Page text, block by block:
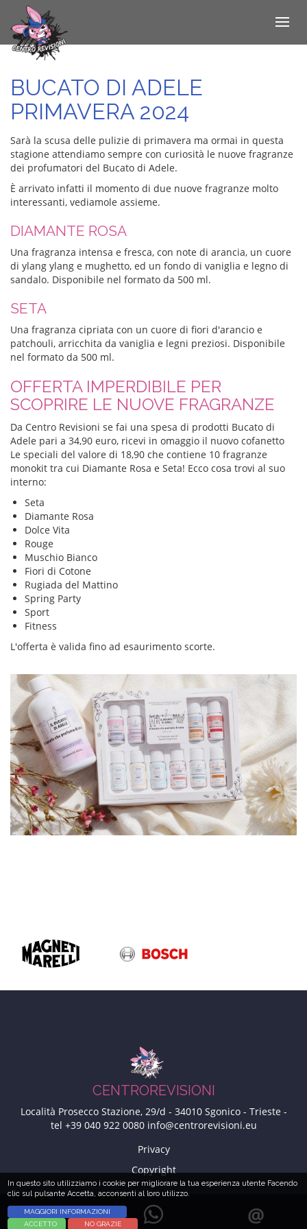
Salta
contenuto
principale
Toggle
BUCATO DI ADELE
PRIMAVERA 2024
Sarà la scusa delle pulizie di primavera ma ormai in questa
stagione attendiamo sempre con curiosità le nuove fragranze
dei profumatori del Bucato di Adele.
È arrivato infatti il momento di due nuove fragranze molto
interessanti, vediamole assieme.
DIAMANTE ROSA
Una fragranza intensa e fresca, con note di arancia, un cuore
di ylang ylang e mughetto, ed un fondo di vaniglia e legno di
sandalo. Disponibile nel formato da 500 ml.
SETA
Una fragranza cipriata con un cuore di fiori d'arancio e
patchouli, arricchita da vaniglia e legni preziosi. Disponibile
nel formato da 500 ml.
OFFERTA IMPERDIBILE PER
SCOPRIRE LE NUOVE FRAGRANZE
Da Centro Revisioni se fai una spesa di prodotti Bucato di
Adele pari a 34,90 euro, ricevi in omaggio il nuovo cofanetto
Le speciali del valore di 18,90 che contiene 10 fragranze
monokit tra cui Diamante Rosa e Seta! Ecco cosa trovi al suo
interno:
Seta
Diamante Rosa
Dolce Vita
Rouge
Muschio Bianco
Fiori di Cotone
Rugiada del Mattino
Spring Party
Sport
Fitness
L'offerta è valida fino ad esaurimento scorte.
CENTROREVISIONI
Località Prosecco Stazione, 29/d - 34010 Sgonico - Trieste -
tel +39 040 922 0080 info@centrorevisioni.eu
Privacy
Copyright
In questo sito utilizziamo i cookie per migliorare la tua esperienza utente Facendo
clic sul pulsante Accetta, acconsenti al loro utilizzo.
MAGGIORI INFORMAZIONI
ACCETTA
NO GRAZIE